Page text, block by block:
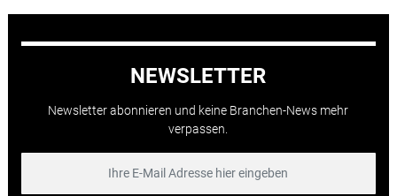
NEWSLETTER
Newsletter abonnieren und keine Branchen-News mehr
verpassen.